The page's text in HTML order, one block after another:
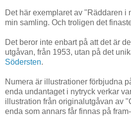
Det här exemplaret av "Räddaren i
min samling. Och troligen det
Det beror inte enbart på att det är
utgåvan, från 1953, utan på det
Södersten.
Numera är illustrationer förbjudna
enda undantaget i nytryck verkar
illustration från originalutgåvan av
enda som annars får finnas på